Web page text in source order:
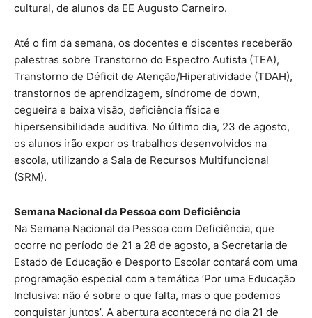
cultural, de alunos da EE Augusto Carneiro.
Até o fim da semana, os docentes e discentes receberão
palestras sobre Transtorno do Espectro Autista (TEA),
Transtorno de Déficit de Atenção/Hiperatividade (TDAH),
transtornos de aprendizagem, síndrome de down,
cegueira e baixa visão, deficiência física e
hipersensibilidade auditiva. No último dia, 23 de agosto,
os alunos irão expor os trabalhos desenvolvidos na
escola, utilizando a Sala de Recursos Multifuncional
(SRM).
Semana Nacional da Pessoa com Deficiência
Na Semana Nacional da Pessoa com Deficiência, que
ocorre no período de 21 a 28 de agosto, a Secretaria de
Estado de Educação e Desporto Escolar contará com uma
programação especial com a temática ‘Por uma Educação
Inclusiva: não é sobre o que falta, mas o que podemos
conquistar juntos’. A abertura acontecerá no dia 21 de